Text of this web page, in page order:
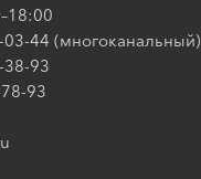
44 (многоканальный)
93
93